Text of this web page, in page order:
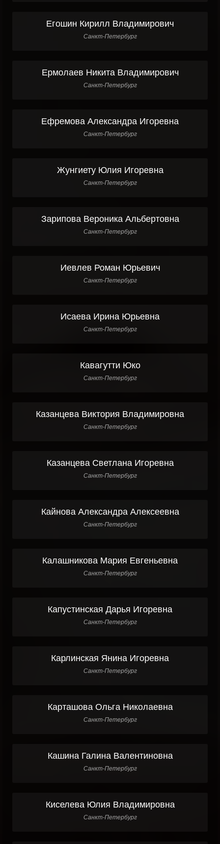
Егошин Кирилл Владимирович
Санкт-Петербург
Ермолаев Никита Владимирович
Санкт-Петербург
Ефремова Александра Игоревна
Санкт-Петербург
Жунгиету Юлия Игоревна
Санкт-Петербург
Зарипова Вероника Альбертовна
Санкт-Петербург
Иевлев Роман Юрьевич
Санкт-Петербург
Исаева Ирина Юрьевна
Санкт-Петербург
Кавагутти Юко
Санкт-Петербург
Казанцева Виктория Владимировна
Санкт-Петербург
Казанцева Светлана Игоревна
Санкт-Петербург
Кайнова Александра Алексеевна
Санкт-Петербург
Калашникова Мария Евгеньевна
Санкт-Петербург
Капустинская Дарья Игоревна
Санкт-Петербург
Карлинская Янина Игоревна
Санкт-Петербург
Карташова Ольга Николаевна
Санкт-Петербург
Кашина Галина Валентиновна
Санкт-Петербург
Киселева Юлия Владимировна
Санкт-Петербург